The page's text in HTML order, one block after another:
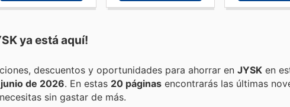
ya está aquí!
Encuentra las mejores promociones, descuentos y oportunidades para ahorrar en JYSK en
de 2026 . En estas 20 páginas encontrarás las últimas
sin gastar de más.